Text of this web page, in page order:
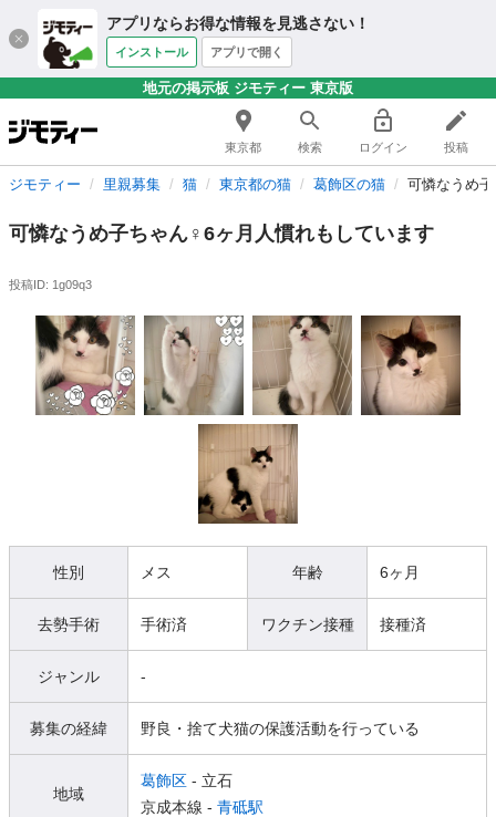
アプリならお得な情報を見逃さない！
インストール アプリで開く
地元の掲示板 ジモティー 東京版
東京都 検索 ログイン 投稿
ジモティー 里親募集 猫 東京都の猫 葛飾区の猫 可憐なうめ
可憐なうめ子ちゃん♀6ヶ月人慣れもしています
投稿ID: 1g09q3
性別 メス 年齢 6ヶ月
去勢手術 手術済 ワクチン接種 接種済
ジャンル -
募集の経緯 野良・捨て犬猫の保護活動を行っている
地域
葛飾区 - 立石
京成本線 - 青砥駅